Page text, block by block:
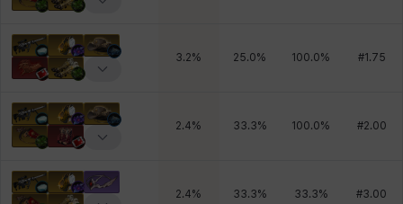
3.2% 25.0% 100.0% #1.75
2.4% 33.3% 100.0% #2.00
2.4% 33.3% 33.3% #3.00